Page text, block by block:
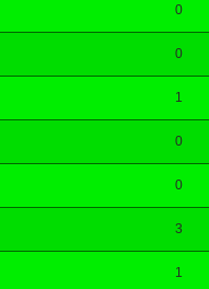
0
0
1
0
0
3
1